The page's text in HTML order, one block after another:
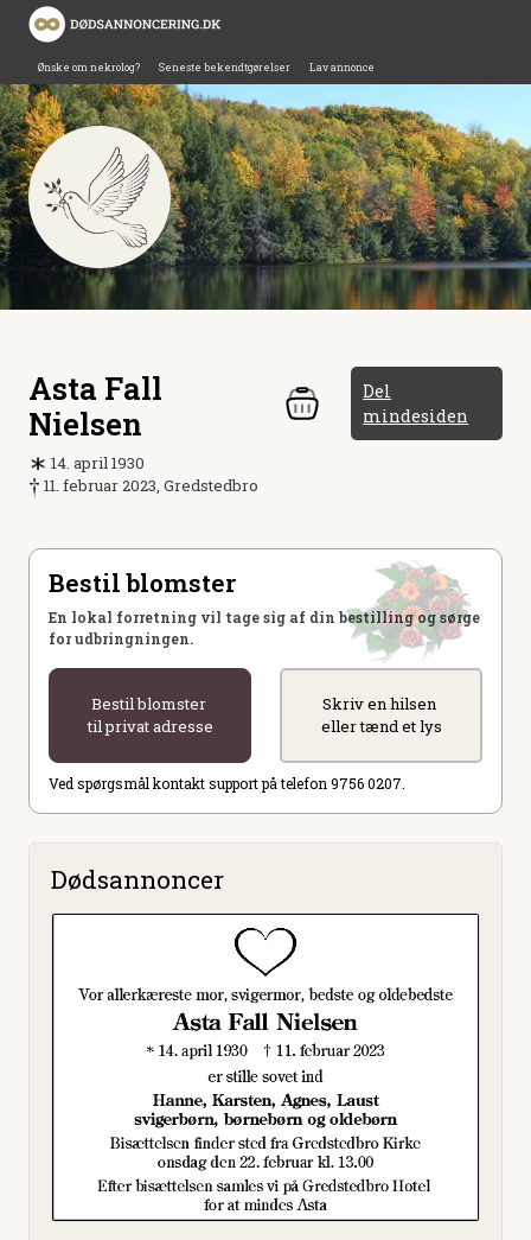
Ønske om nekrolog? Seneste bekendtgørelser Lav annonce
Asta Fall
Nielsen
Del
mindesiden
14. april 1930
11. februar 2023, Gredstedbro
Bestil blomster
En lokal forretning vil tage sig af din bestilling og sørge
for udbringningen.
Bestil blomster
til privat adresse
Skriv en hilsen
eller tænd et lys
Ved spørgsmål kontakt support på telefon 9756 0207.
Dødsannoncer